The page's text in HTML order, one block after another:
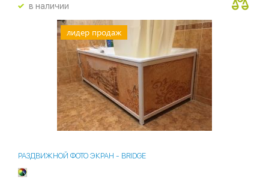
в наличии
лидер продаж
РАЗДВИЖНОЙ ФОТО ЭКРАН - BRIDGE